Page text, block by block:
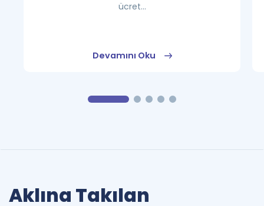
ücret...
Devamını Oku
Aklına Takılan